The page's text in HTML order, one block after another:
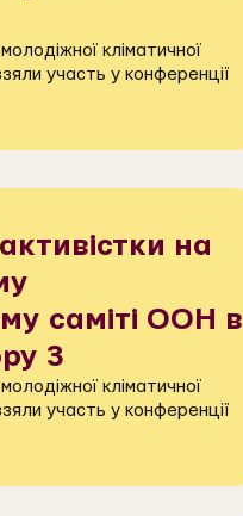
кліматичної
участь у конференції
на
саміті ООН в
3
кліматичної
участь у конференції